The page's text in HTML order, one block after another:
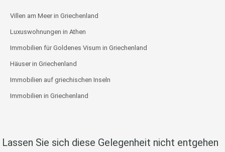
Villen am Meer in Griechenland
Luxuswohnungen in Athen
Immobilien für Goldenes Visum in Griechenland
Häuser in Griechenland
Immobilien auf griechischen Inseln
Immobilien in Griechenland
Lassen Sie sich diese Gelegenheit nicht entgehen